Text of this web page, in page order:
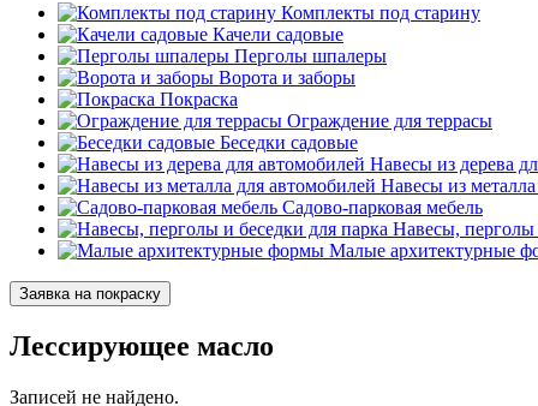
Комплекты под старину
Качели садовые
Перголы шпалеры
Ворота и заборы
Покраска
Ограждение для террасы
Беседки садовые
Навесы из дерева
Навесы из
Садово-парковая мебель
Навесы, перголы
Малые архитектурные
Заявка на покраску
Лессирующее масло
Записей не найдено.